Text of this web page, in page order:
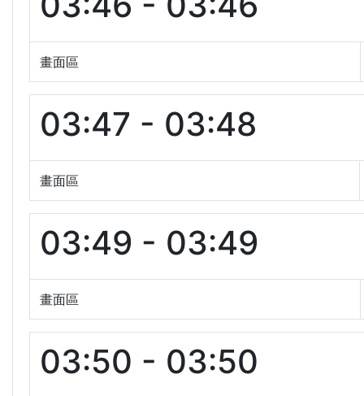
畫面區
03:47 - 03:48
畫面區
03:49 - 03:49
畫面區
03:50 - 03:50